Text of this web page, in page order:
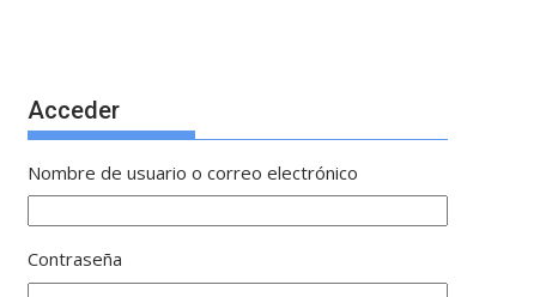
Acceder
Nombre de usuario o correo electrónico
Contraseña